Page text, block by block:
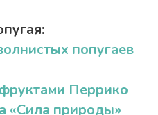
попугаев
Перрико
«Сила природы»